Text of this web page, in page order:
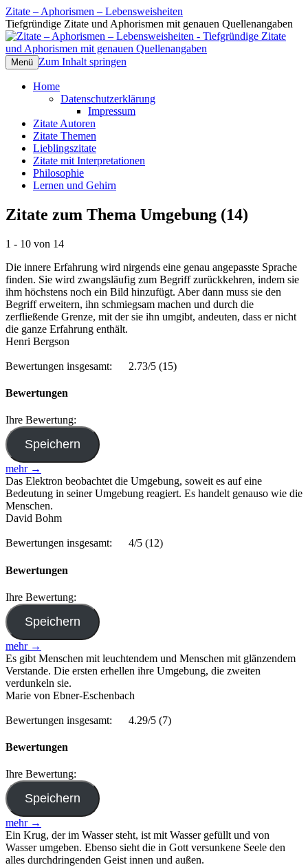
Zitate – Aphorismen – Lebensweisheiten
Tiefgründige Zitate und Aphorismen mit genauen Quellenangaben
Menü Zum Inhalt springen
Home
Datenschutzerklärung
Impressum
Zitate Autoren
Zitate Themen
Lieblingszitate
Zitate mit Interpretationen
Philosophie
Lernen und Gehirn
Zitate zum Thema Umgebung (14)
1 - 10 von 14
Die innere Erfahrung wird nirgends eine genau angepasste Sprache
finden. Sie wird zwangsläufig zum Begriff zurückkehren, indem sie
ihm höchstens noch ein Bild hinzufügt. Aber dann muss sie den
Begriff erweitern, ihn schmiegsam machen und durch die
zerfließende Grenze, mit der sie ihn umgibt, andeuten, dass er nicht
die ganze Erfahrung enthält.
Henri Bergson
Bewertungen insgesamt: 2.73/5 (15)
Bewertungen
Ihre Bewertung:
mehr →
Das Elektron beobachtet die Umgebung, soweit es auf eine
Bedeutung in seiner Umgebung reagiert. Es handelt genauso wie die
Menschen.
David Bohm
Bewertungen insgesamt: 4/5 (12)
Bewertungen
Ihre Bewertung:
mehr →
Es gibt Menschen mit leuchtendem und Menschen mit glänzendem
Verstande. Die ersten erhellen ihre Umgebung, die zweiten
verdunkeln sie.
Marie von Ebner-Eschenbach
Bewertungen insgesamt: 4.29/5 (7)
Bewertungen
Ihre Bewertung:
mehr →
Ein Krug, der im Wasser steht, ist mit Wasser gefüllt und von
Wasser umgeben. Ebenso sieht die in Gott versunkene Seele den
alles durchdringenden Geist innen und außen.